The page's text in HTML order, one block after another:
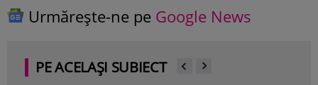
Urmărește-ne pe Google News
PE ACELAȘI SUBIECT